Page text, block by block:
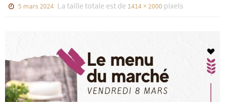
5 mars 2024 La taille totale est de 1414 × 2000 pixels